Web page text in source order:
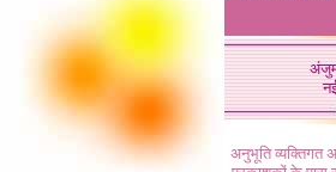
अनुभूति व्यक्तिगत